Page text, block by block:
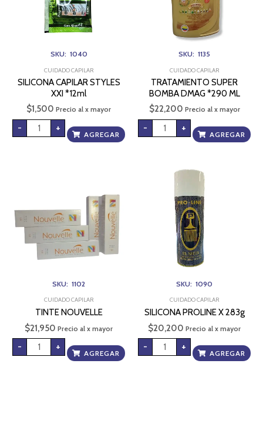
SKU: 1040
CUIDADO CAPILAR
SILICONA CAPILAR STYLES
XXI *12ml
$1,500 Precio al x mayor
- +
AGREGAR
SKU: 1135
CUIDADO CAPILAR
TRATAMIENTO SUPER
BOMBA DMAG *290 ML
$22,200 Precio al x mayor
- +
AGREGAR
SKU: 1102
CUIDADO CAPILAR
TINTE NOUVELLE
$21,950 Precio al x mayor
- +
AGREGAR
SKU: 1090
CUIDADO CAPILAR
SILICONA PROLINE X 283g
$20,200 Precio al x mayor
-
PROLINE
cantidad
+
AGREGAR